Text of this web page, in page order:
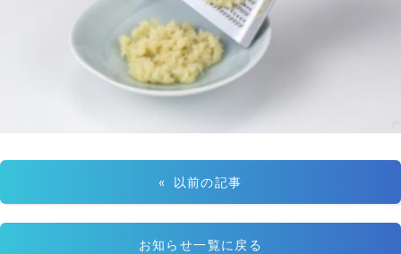
« 以前の記事
お知らせ一覧に戻る